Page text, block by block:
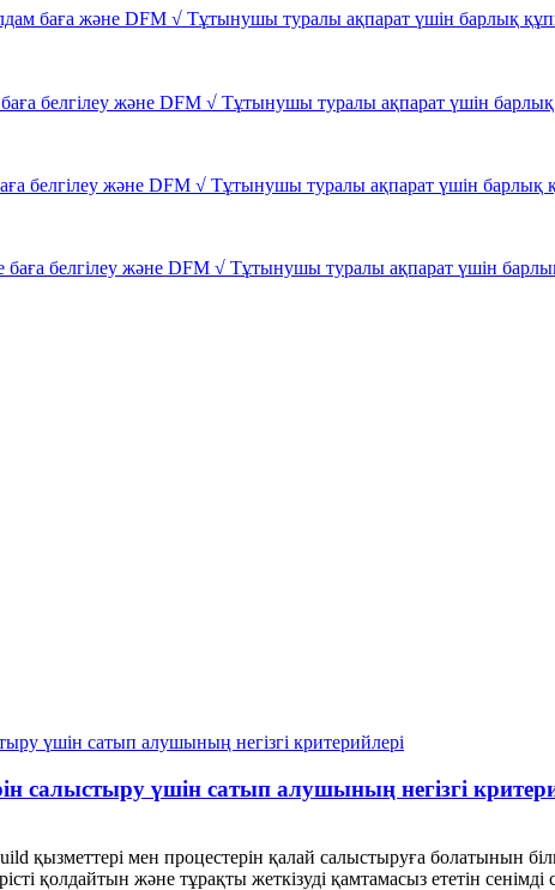
баға және DFM √ Тұтынушы туралы ақпарат үшін барлық
белгілеу және DFM √ Тұтынушы туралы ақпарат үшін
белгілеу және DFM √ Тұтынушы туралы ақпарат үшін барлық
белгілеу және DFM √ Тұтынушы туралы ақпарат үшін
салыстыру үшін сатып алушының негізгі
қызметтері мен процестерін қалай салыстыруға болатынын
қолдайтын және тұрақты жеткізуді қамтамасыз ететін сенімді